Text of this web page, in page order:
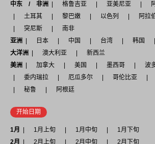
中东 / 非洲
格鲁吉亚 亚美尼亚
土耳其
黎巴嫩 以色列
阿拉
突尼斯
南非
亚洲
日本 中国 台湾 韩国
大洋洲
澳大利亚
新西兰
美洲
加拿大 美国 墨西哥 波
委内瑞拉
厄瓜多尔 哥伦比亚
秘鲁
阿根廷
开始日期
1月 1月上旬 1月中旬
1月下旬
2月
2月上旬 2月中旬
2月下旬